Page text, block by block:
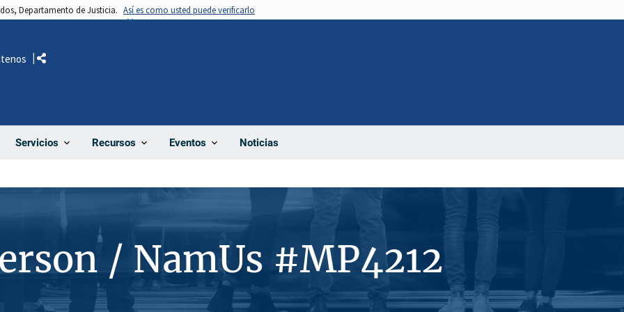
Departamento de Justicia. Así es como usted puede verificarlo
Servicios Recursos Eventos Noticias
Comparte
/ NamUs #MP4212